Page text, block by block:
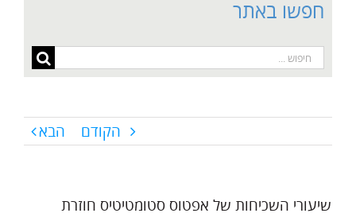
הקודם הבא
שיעורי השכיחות של אפטוס סטומטיטיס חוזרת
חפשו באתר
חיפוש...